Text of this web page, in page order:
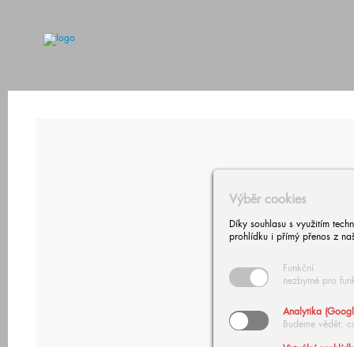
Výběr cookies
Díky souhlasu s využitím
prohlídku i přímý přenos z
Funkční
nezbytné pro
Analytika
Budeme vědět,